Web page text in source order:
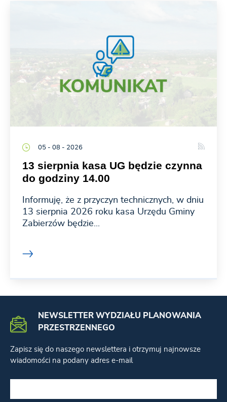
05 - 08 - 2026
13 sierpnia kasa UG będzie czynna
do godziny 14.00
Informuję, że z przyczyn technicznych, w dniu
13 sierpnia 2026 roku kasa Urzędu Gminy
Zabierzów będzie...
NEWSLETTER WYDZIAŁU PLANOWANIA
PRZESTRZENNEGO
Zapisz się do naszego newslettera i otrzymuj najnowsze
wiadomości na podany adres e-mail